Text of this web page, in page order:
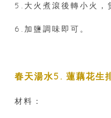
5.大火煮滾後轉小火，
6.加鹽調味即可。
春天湯水5. 蓮藕花生
材料：